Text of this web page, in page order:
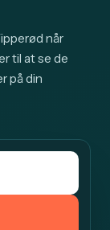
når
til at se de
på din